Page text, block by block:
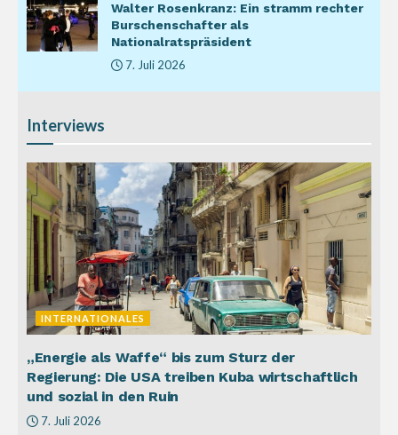
Walter Rosenkranz: Ein stramm rechter
Burschenschafter als
Nationalratspräsident
7. Juli 2026
Interviews
INTERNATIONALES
„Energie als Waffe“ bis zum Sturz der
Regierung: Die USA treiben Kuba wirtschaftlich
und sozial in den Ruin
7. Juli 2026